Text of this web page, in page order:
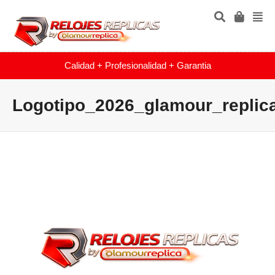
Calidad + Profesionalidad + Garantia